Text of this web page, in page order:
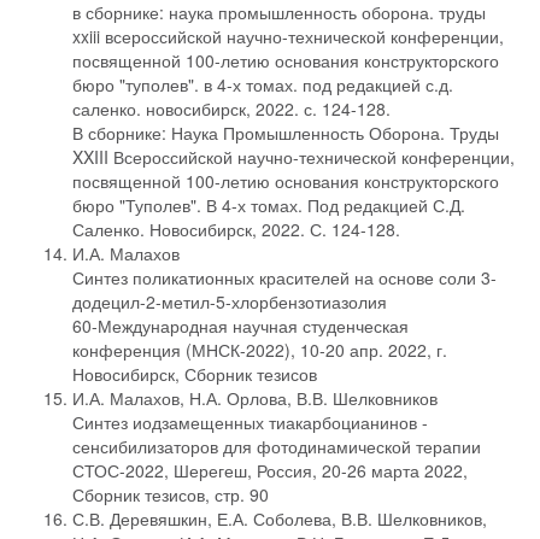
в сборнике: наука промышленность оборона. труды
xxiii всероссийской научно-технической конференции,
посвященной 100-летию основания конструкторского
бюро "туполев". в 4-х томах. под редакцией с.д.
саленко. новосибирск, 2022. с. 124-128.
В сборнике: Наука Промышленность Оборона. Труды
XXIII Всероссийской научно-технической конференции,
посвященной 100-летию основания конструкторского
бюро "Туполев". В 4-х томах. Под редакцией С.Д.
Саленко. Новосибирск, 2022. С. 124-128.
И.А. Малахов
Синтез поликатионных красителей на основе соли 3-
додецил-2-метил-5-хлорбензотиазолия
60-Международная научная студенческая
конференция (МНСК-2022), 10-20 апр. 2022, г.
Новосибирск, Сборник тезисов
И.А. Малахов, Н.А. Орлова, В.В. Шелковников
Синтез иодзамещенных тиакарбоцианинов -
сенсибилизаторов для фотодинамической терапии
СТОС-2022, Шерегеш, Россия, 20-26 марта 2022,
Сборник тезисов, стр. 90
С.В. Деревяшкин, Е.А. Соболева, В.В. Шелковников,